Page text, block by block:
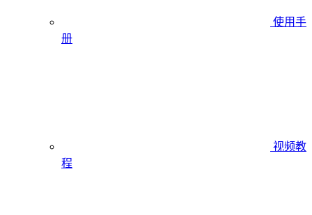
使用手
册
视频教
程